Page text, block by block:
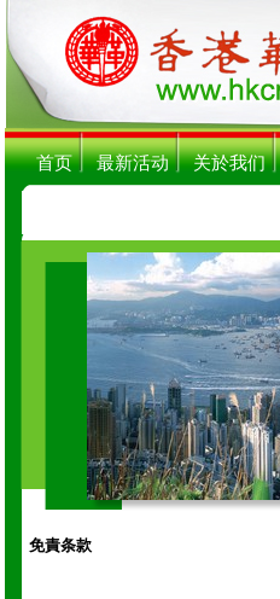
首页 最新活动 关於我们
免責条款